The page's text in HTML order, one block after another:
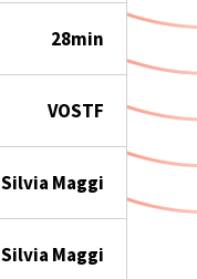
28min
VOSTF
Silvia Maggi
Silvia Maggi